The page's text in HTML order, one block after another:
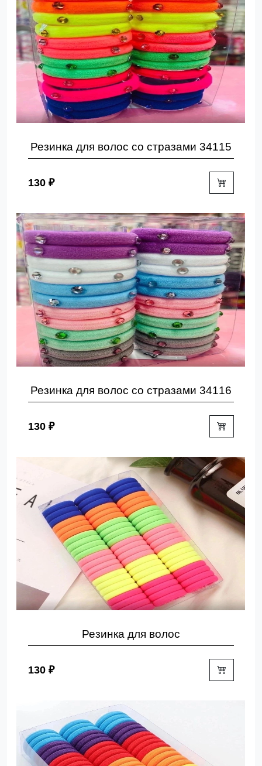
Резинка для волос со стразами 34115
130 ₽
Резинка для волос со стразами 34116
130 ₽
Резинка для волос
130 ₽